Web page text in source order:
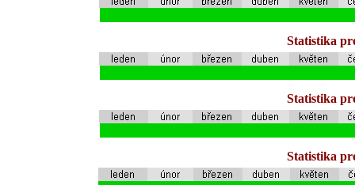
Statistika
Statistika
Statistika